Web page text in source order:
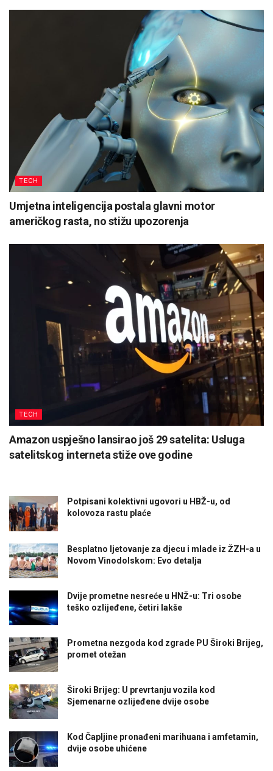
TECH
Umjetna inteligencija postala glavni motor
američkog rasta, no stižu upozorenja
TECH
Amazon uspješno lansirao još 29 satelita: Usluga
satelitskog interneta stiže ove godine
Potpisani kolektivni ugovori u HBŽ-u, od
kolovoza rastu plaće
Besplatno ljetovanje za djecu i mlade iz ŽZH-a u
Novom Vinodolskom: Evo detalja
Dvije prometne nesreće u HNŽ-u: Tri osobe
teško ozlijeđene, četiri lakše
Prometna nezgoda kod zgrade PU Široki Brijeg,
promet otežan
Široki Brijeg: U prevrtanju vozila kod
Sjemenarne ozlijeđene dvije osobe
Kod Čapljine pronađeni marihuana i amfetamin,
dvije osobe uhićene